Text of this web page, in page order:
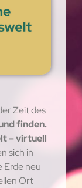
Zeit des
finden.
– virtuell
sich in
Erde neu
Ort